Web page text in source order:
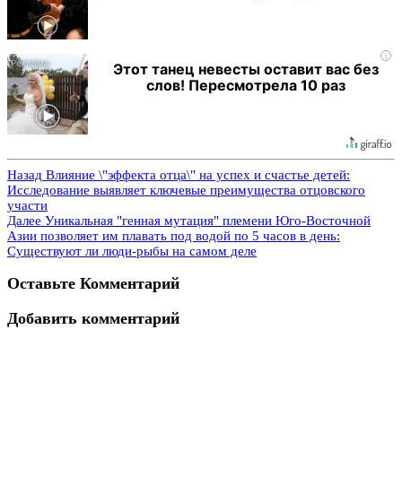
i
Этот танец невесты оставит вас без
слов! Пересмотрела 10 раз
Назад Влияние \"эффекта отца\" на успех и счастье детей:
Исследование выявляет ключевые преимущества отцовского
участи
Далее Уникальная "генная мутация" племени Юго-Восточной
Азии позволяет им плавать под водой по 5 часов в день:
Существуют ли люди-рыбы на самом деле
Оставьте Комментарий
Добавить комментарий